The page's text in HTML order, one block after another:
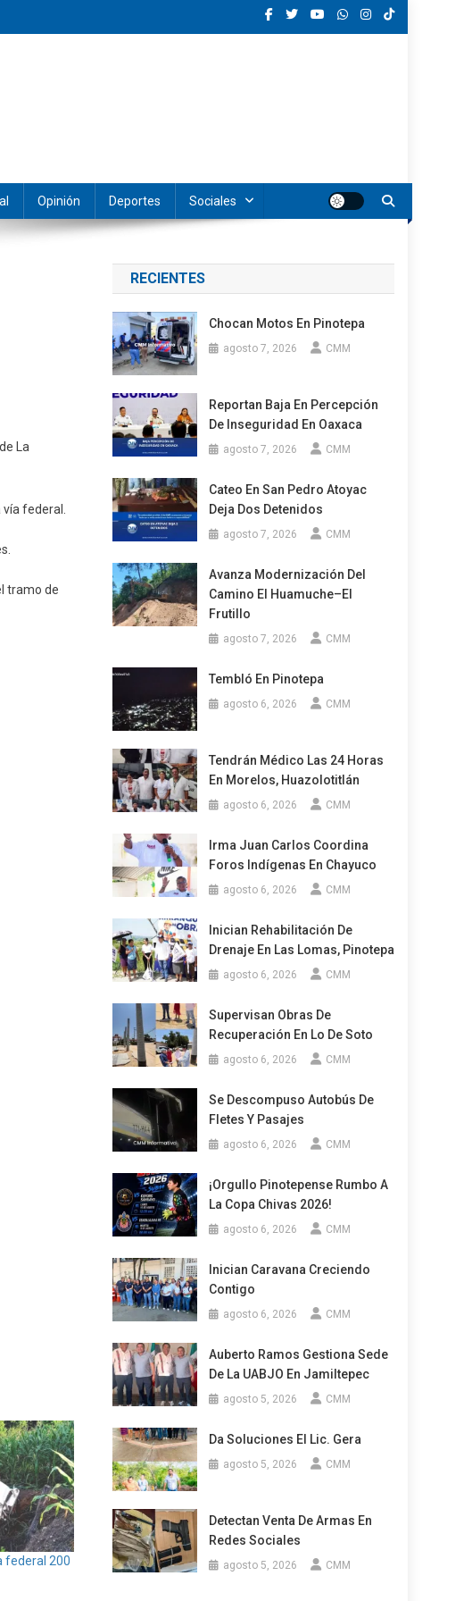
Opinión Deportes Sociales
La
federal.
tramo de
federal 200
RECIENTES
Chocan Motos En Pinotepa
agosto 7, 2026 CMM
Reportan Baja En Percepción
De Inseguridad En Oaxaca
agosto 7, 2026 CMM
Cateo En San Pedro Atoyac
Deja Dos Detenidos
agosto 7, 2026 CMM
Avanza Modernización Del
Camino El Huamuche–El
Frutillo
agosto 7, 2026 CMM
Tembló En Pinotepa
agosto 6, 2026 CMM
Tendrán Médico Las 24 Horas
En Morelos, Huazolotitlán
agosto 6, 2026 CMM
Irma Juan Carlos Coordina
Foros Indígenas En Chayuco
agosto 6, 2026 CMM
Inician Rehabilitación De
Drenaje En Las Lomas, Pinotepa
agosto 6, 2026 CMM
Supervisan Obras De
Recuperación En Lo De Soto
agosto 6, 2026 CMM
Se Descompuso Autobús De
Fletes Y Pasajes
agosto 6, 2026 CMM
¡Orgullo Pinotepense Rumbo A
La Copa Chivas 2026!
agosto 6, 2026 CMM
Inician Caravana Creciendo
Contigo
agosto 6, 2026 CMM
Auberto Ramos Gestiona Sede
De La UABJO En Jamiltepec
agosto 5, 2026 CMM
Da Soluciones El Lic. Gera
agosto 5, 2026 CMM
Detectan Venta De Armas En
Redes Sociales
agosto 5, 2026 CMM